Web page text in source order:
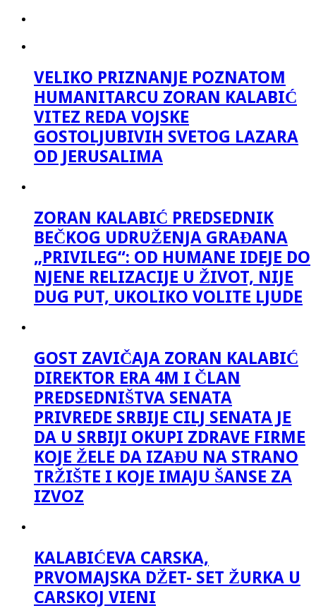
VELIKO PRIZNANJE POZNATOM
HUMANITARCU ZORAN KALABIĆ
VITEZ REDA VOJSKE
GOSTOLJUBIVIH SVETOG LAZARA
OD JERUSALIMA
ZORAN KALABIĆ PREDSEDNIK
BEČKOG UDRUŽENJA GRAĐANA
„PRIVILEG“: OD HUMANE IDEJE DO
NJENE RELIZACIJE U ŽIVOT, NIJE
DUG PUT, UKOLIKO VOLITE LJUDE
GOST ZAVIČAJA ZORAN KALABIĆ
DIREKTOR ERA 4M I ČLAN
PREDSEDNIŠTVA SENATA
PRIVREDE SRBIJE CILJ SENATA JE
DA U SRBIJI OKUPI ZDRAVE FIRME
KOJE ŽELE DA IZAĐU NA STRANO
TRŽIŠTE I KOJE IMAJU ŠANSE ZA
IZVOZ
KALABIĆEVA CARSKA,
PRVOMAJSKA DŽET- SET ŽURKA U
CARSKOJ VIENI